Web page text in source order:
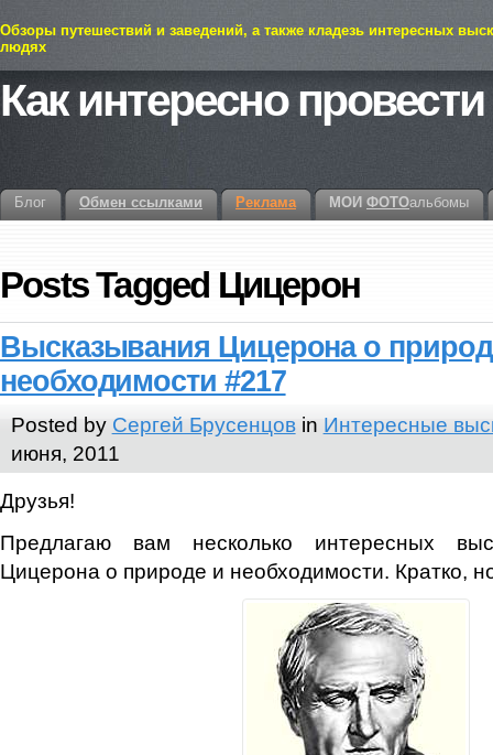
Обзоры путешествий и заведений, а также кладезь интересных
людях
Как интересно
Блог Обмен ссылками Реклама МОИ ФОТОальбомы
Posts Tagged Цицерон
Высказывания Цицерона о
необходимости #217
Posted by Сергей Брусенцовin Интересные
июня, 2011
Друзья!
Предлагаю вам несколько интересных
Цицерона о природе и необходимости. Кратко,